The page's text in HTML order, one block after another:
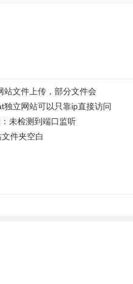
站文件上传，部分文件会
独立网站可以只靠ip直接访问
未检测到端口监听
件夹空白